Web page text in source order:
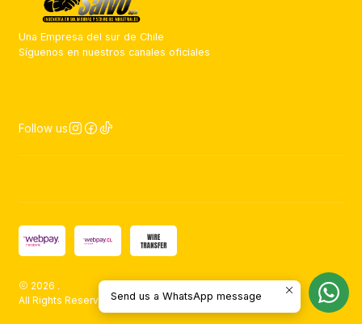
Una Empresa del sur de Chile
Síguenos en nuestros canales oficiales
Follow us
2026 .
All Rights Reserved.Powered by Jumpseller.
Send us a WhatsApp message